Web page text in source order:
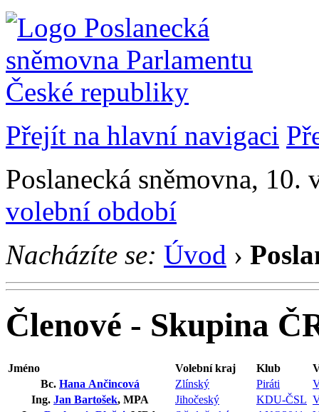
Přejít na hlavní navigaci
Poslanecká sněmovna,
volební období
Nacházíte se: Úvod ›
Členové - Skupina
Jméno Volební kraj Klub
Bc. Hana Ančincová Zlínský Piráti
Ing. Jan Bartošek, MPA Jihočeský KDU-ČSL